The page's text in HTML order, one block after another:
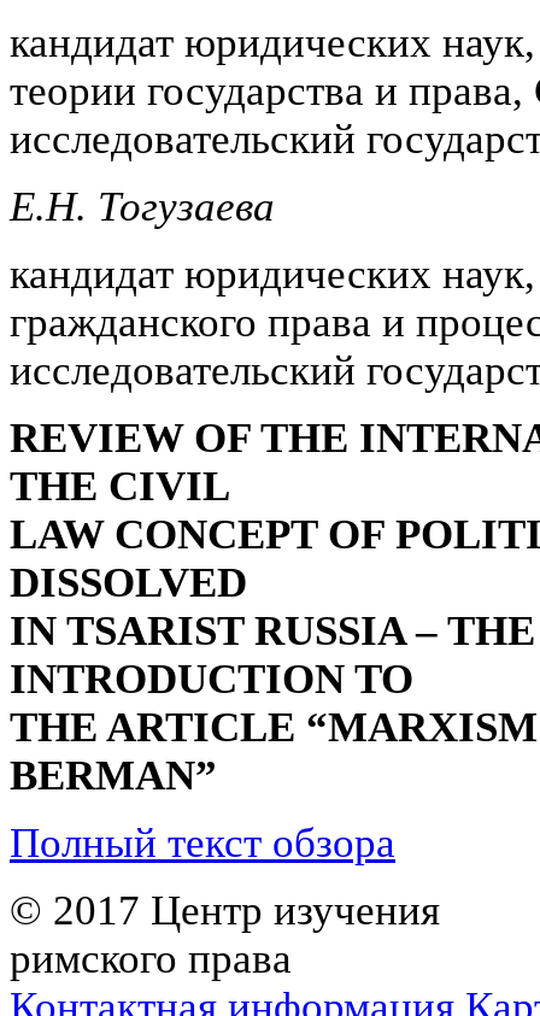
кандидат юридических
теории государства и
исследовательский
Е.Н. Тогузаева
кандидат юридических
гражданского права и
исследовательский
REVIEW OF THE
THE CIVIL
LAW CONCEPT OF
DISSOLVED
IN TSARIST RUSSIA –
INTRODUCTION TO
THE ARTICLE
BERMAN”
Полный текст обзора
© 2017 Центр изучения
римского права